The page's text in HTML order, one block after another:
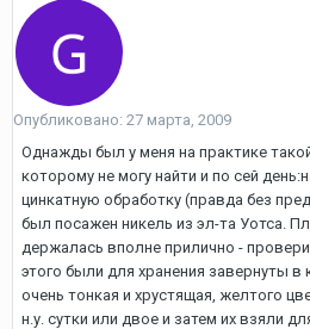
Опубликовано: 27 марта, 2009
Однажды был у меня на практике
которому не могу найти и по сей
цинкатную обработку (правда без
был посажен никель из эл-та Уотса.
держалась вполне прилично -
этого были для хранения завернуты в
очень тонкая и хрустящая, желтого
н.у. сутки или двое и затем их взяли